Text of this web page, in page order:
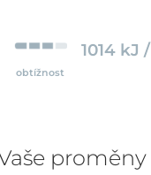
obtížnost
1014 kJ
proměny